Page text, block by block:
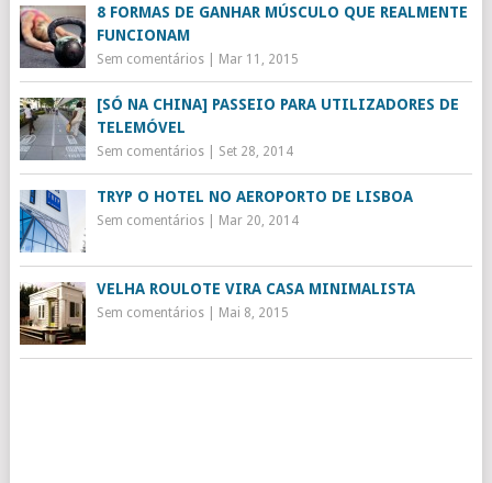
8 FORMAS DE GANHAR MÚSCULO QUE REALMENTE
FUNCIONAM
Sem comentários| Mar 11, 2015
[SÓ NA CHINA] PASSEIO PARA UTILIZADORES DE
TELEMÓVEL
Sem comentários| Set 28, 2014
TRYP O HOTEL NO AEROPORTO DE LISBOA
Sem comentários| Mar 20, 2014
VELHA ROULOTE VIRA CASA MINIMALISTA
Sem comentários| Mai 8, 2015